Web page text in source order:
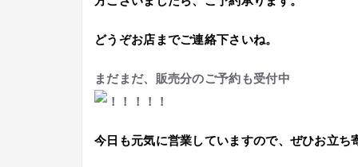
どうぞお店までご連絡下さいね。
まだまだ、販売分のご予約も受付中
今日も元気に営業していますので、ぜひお立ち